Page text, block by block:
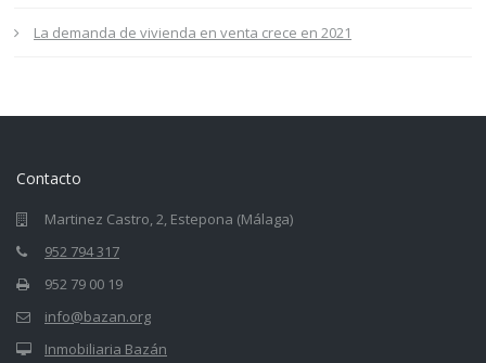
La demanda de vivienda en venta crece en 2021
Contacto
Martinez Castro, 2, Estepona (Málaga)
952 794 317
952 79 00 19
info@bazan.org
Inmobiliaria Bazán